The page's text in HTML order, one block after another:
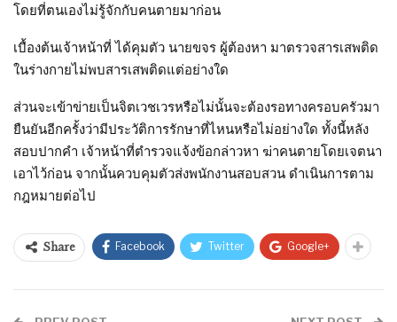
โดยที่ตนเองไม่รู้จักกับคนตายมาก่อน
เบื้องต้นเจ้าหน้าที่ ได้คุมตัว นายขจร ผู้ต้องหา มาตรวจสารเสพติด
ในร่างกายไม่พบสารเสพติดแต่อย่างใด
ส่วนจะเข้าข่ายเป็นจิตเวชเวรหรือไม่นั้นจะต้องรอทางครอบครัวมา
ยืนยันอีกครั้งว่ามีประวัติการรักษาที่ไหนหรือไม่อย่างใด ทั้งนี้หลัง
สอบปากคำ เจ้าหน้าที่ตำรวจแจ้งข้อกล่าวหา ฆ่าคนตายโดยเจตนา
เอาไว้ก่อน จากนั้นควบคุมตัวส่งพนักงานสอบสวน ดำเนินการตาม
กฎหมายต่อไป
Share Facebook Twitter Google+